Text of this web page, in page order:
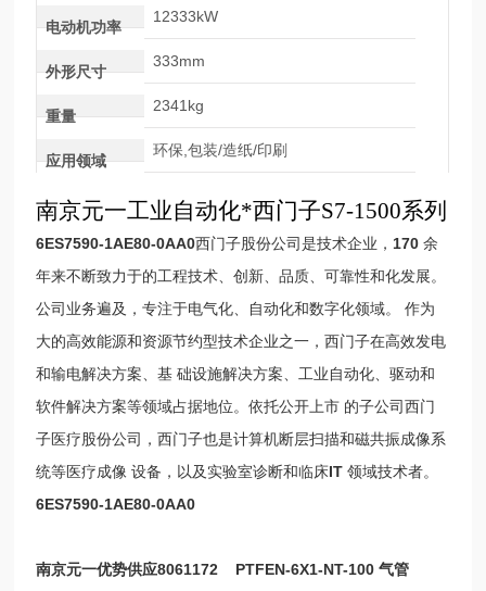
电动机功率
12333kW
外形尺寸
333mm
重量
2341kg
应用领域
环保,包装/造纸/印刷
南京元一工业自动化*西门子S7-1500系列
6ES7590-1AE80-0AA0西门子股份公司是技术企业， 170余
年来不断致力于的工程技术、创新、品质、可靠性和化发展。
公司业务遍及，专注于电气化、自动化和数字化领域。 作为
大的高效能源和资源节约型技术企业之一，西门子在高效发电
和输电解决方案、基 础设施解决方案、工业自动化、驱动和
软件解决方案等领域占据地位。依托公开上市 的子公司西门
子医疗股份公司，西门子也是计算机断层扫描和磁共振成像系
统等医疗成像 设备，以及实验室诊断和临床IT领域技术者。
6ES7590-1AE80-0AA0
南京元一优势供应8061172 PTFEN-6X1-NT-100 气管